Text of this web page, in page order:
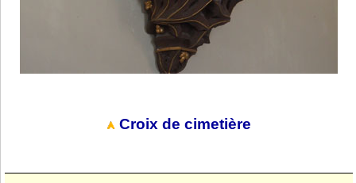
Croix de cimetière